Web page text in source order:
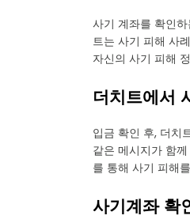
사기 계좌를 확인
트는 사기 피해 사
자신의 사기 피해
더치트에서
입금 확인 후, 더치
같은 메시지가 함
를 통해 사기 피해
사기계좌 확